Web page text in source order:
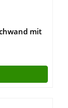
mit